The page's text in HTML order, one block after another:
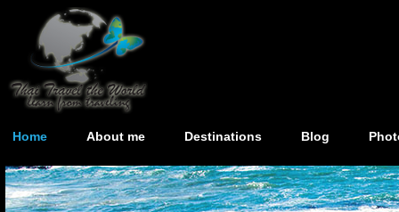
Home About me Destinations Blog